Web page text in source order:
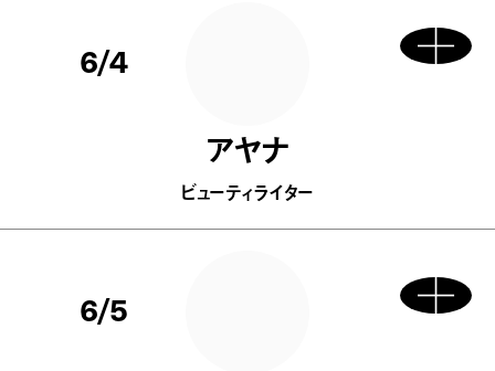
6/4
アヤナ
ビューティライター
6/5